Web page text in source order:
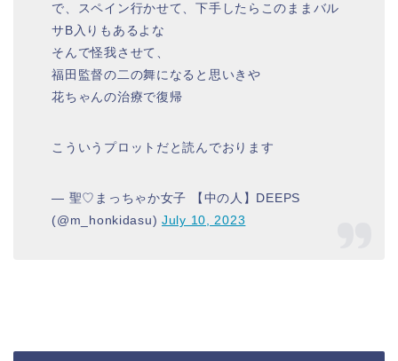
で、スペイン行かせて、下手したらこのままバル
サB入りもあるよな
そんで怪我させて、
福田監督の二の舞になると思いきや
花ちゃんの治療で復帰
こういうプロットだと読んでおります
— 聖♡まっちゃか女子 【中の人】DEEPS
(@m_honkidasu) July 10, 2023